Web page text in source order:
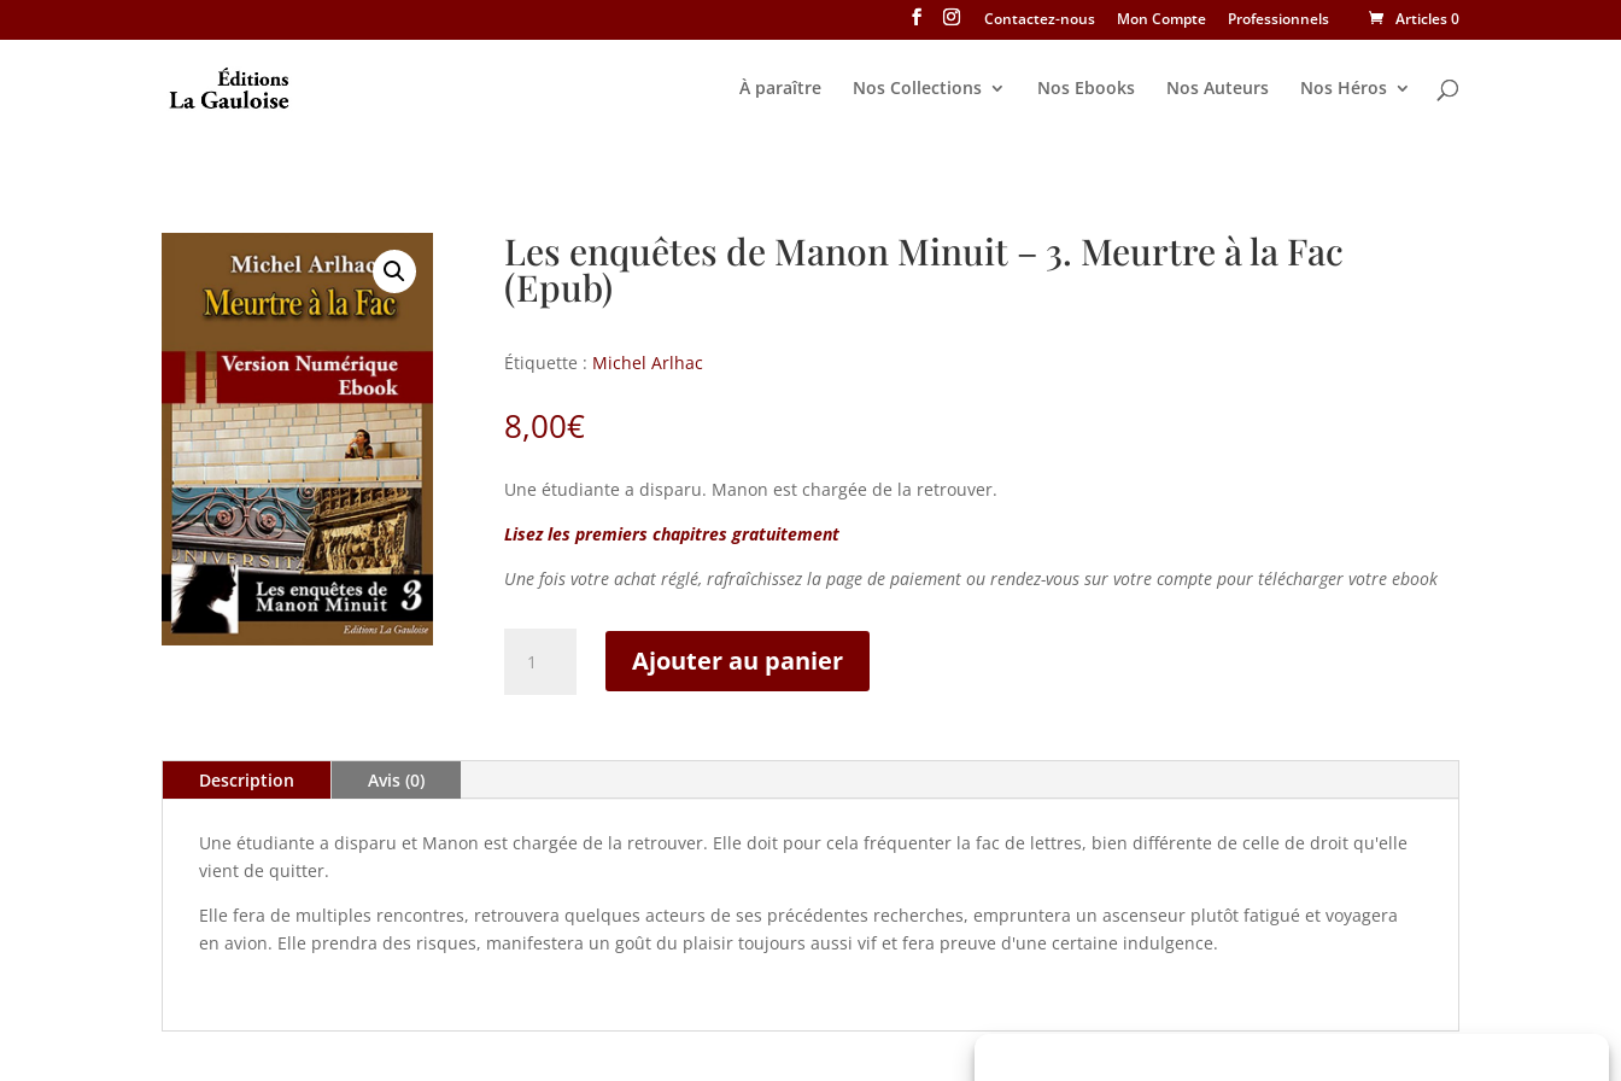
Contactez-nous Mon Compte Professionnels Articles 0
À paraître Nos Collections Nos Ebooks Nos Auteurs Nos Héros
Les enquêtes de Manon Minuit – 3. Meurtre à la Fac
(Epub)
Étiquette : Michel Arlhac
8,00€
Une étudiante a disparu. Manon est chargée de la retrouver.
Lisez les premiers chapitres gratuitement
Une fois votre achat réglé, rafraîchissez la page de paiement ou rendez-vous sur votre compte pour télécharger votre ebook
-
à
la
Ajouter au panier
Description Avis (0)
Une étudiante a disparu et Manon est chargée de la retrouver. Elle doit pour cela fréquenter la fac de lettres, bien différente de celle de droit qu'elle
vient de quitter.
Elle fera de multiples rencontres, retrouvera quelques acteurs de ses précédentes recherches, empruntera un ascenseur plutôt fatigué et voyagera
en avion. Elle prendra des risques, manifestera un goût du plaisir toujours aussi vif et fera preuve d'une certaine indulgence.